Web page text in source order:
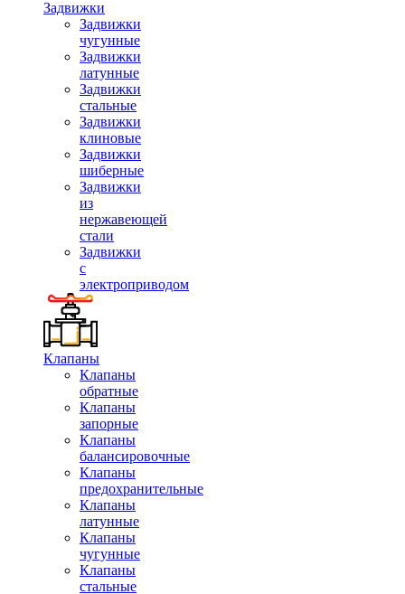
Задвижки
Задвижки
чугунные
Задвижки
латунные
Задвижки
стальные
Задвижки
клиновые
Задвижки
шиберные
Задвижки
из
нержавеющей
стали
Задвижки
с
электроприводом
Клапаны
Клапаны
обратные
Клапаны
запорные
Клапаны
балансировочные
Клапаны
предохранительные
Клапаны
латунные
Клапаны
чугунные
Клапаны
стальные